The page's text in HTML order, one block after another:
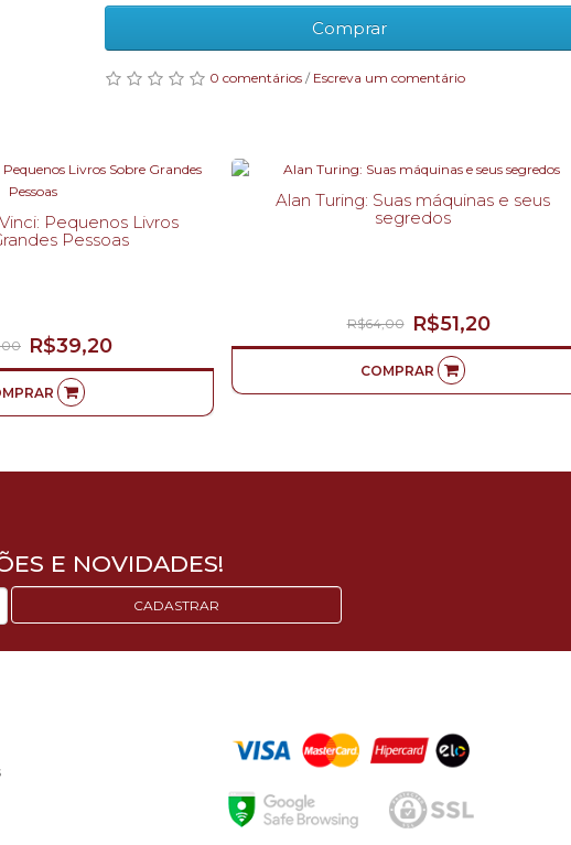
Comprar
0 comentários / Escreva um comentário
Pequenos Livros
Pessoas
R$39,20
Alan Turing: Suas máquinas e seus
segredos
R$51,20
R$64,00
COMPRAR
E NOVIDADES!
CADASTRAR